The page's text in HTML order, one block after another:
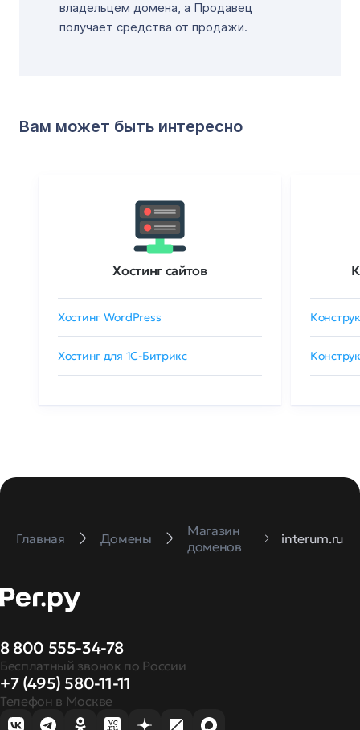
владельцем домена, а Продавец
получает средства от продажи.
Вам может быть интересно
Хостинг сайтов
Хостинг WordPress
Хостинг для 1C-Битрикс
Главная Домены
Магазин
доменов
interum.ru
8 800 555-34-78
Бесплатный звонок по России
+7 (495) 580-11-11
Телефон в Москве